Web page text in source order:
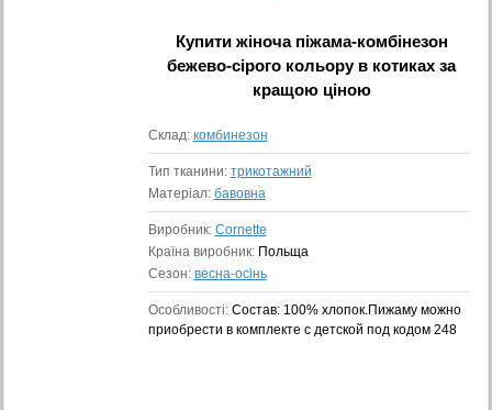
Купити жіноча піжама-комбінезон
бежево-сірого кольору в котиках за
кращою ціною
Склад: комбинезон
Тип тканини: трикотажний
Матеріал: бавовна
Виробник: Cornette
Країна виробник: Польща
Сезон: весна-осінь
Особливості: Состав: 100% хлопок.Пижаму можно
приобрести в комплекте с детской под кодом 248